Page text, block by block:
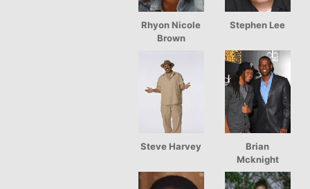
Rhyon Nicole
Brown
Stephen Lee
Steve Harvey
Brian
Mcknight